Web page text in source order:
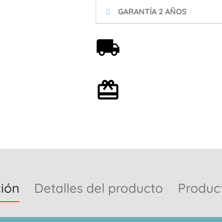
GARANTÍA 2 AÑOS
Detalles del producto